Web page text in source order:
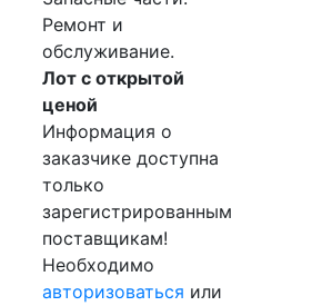
Ремонт и
обслуживание.
Лот с открытой
ценой
Информация о
заказчике доступна
только
зарегистрированным
поставщикам!
Необходимо
авторизоваться или